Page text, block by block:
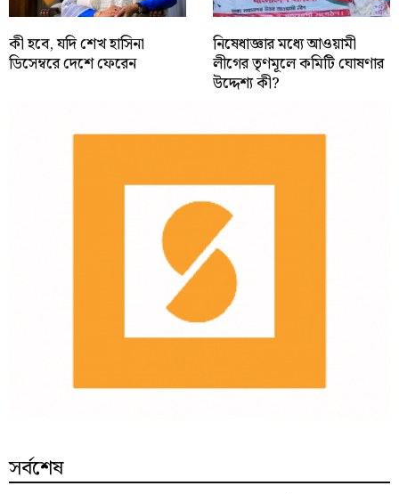
কী হবে, যদি শেখ হাসিনা
ডিসেম্বরে দেশে ফেরেন
নিষেধাজ্ঞার মধ্যে আওয়ামী
লীগের তৃণমূলে কমিটি ঘোষণার
উদ্দেশ্য কী?
সর্বশেষ